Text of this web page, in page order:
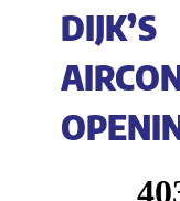
DIJK’S